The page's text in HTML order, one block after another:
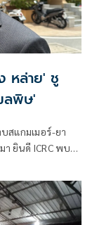
หล่าย' ชู
ลพิษ'
สแกมเมอร์-ยา
ยินดี ICRC พบ